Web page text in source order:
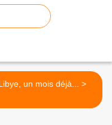
Libye, un mois déjà... >